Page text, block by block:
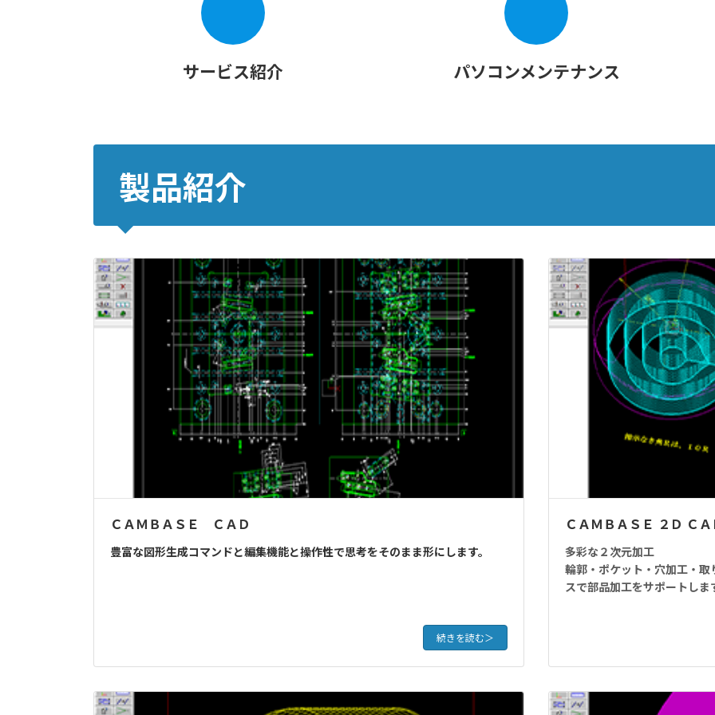
サービス紹介 パソコンメンテナンス
製品紹介
ＣＡＭＢＡＳＥ ＣＡＤ
豊富な図形生成コマンドと編集機能と操作性で思考をそのまま形にします。
続きを読む＞
ＣＡＭＢＡＳＥ ２Ｄ Ｃ
多彩な２次元加工
輪郭・ポケット・穴加工・
スで部品加工をサポートしま